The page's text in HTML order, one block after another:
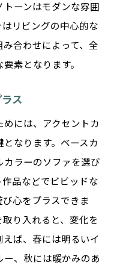
ーンはモダンな雰囲
リビングの中心的な
合わせによって、全
素となります。
ス
には、アクセントカ
なります。ベースカ
ラーのソファを選び
品などでビビッドな
心をプラスできま
り入れると、変化を
ば、春には明るいイ
、秋には暖かみのあ